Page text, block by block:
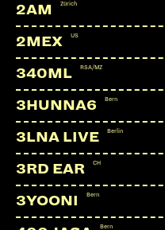
WAREIKA
2AM Zürich
2MEX US
340ML RSA/MZ
3HUNNA6 Bern
3LNA LIVE Berlin
3RD EAR CH
3YOONI Bern
Bern